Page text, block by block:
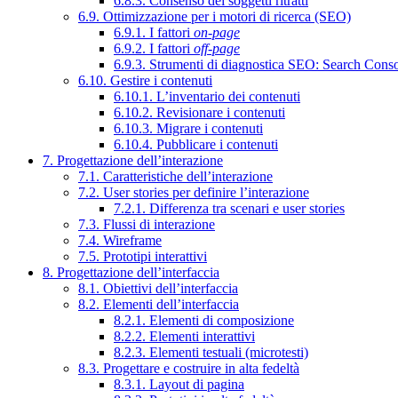
6.9. Ottimizzazione per i motori di ricerca (SEO)
6.9.1. I fattori on-page
6.9.2. I fattori off-page
6.9.3. Strumenti di diagnostica SEO: Search
6.10. Gestire i contenuti
6.10.1. L’inventario dei contenuti
6.10.2. Revisionare i contenuti
6.10.3. Migrare i contenuti
6.10.4. Pubblicare i contenuti
7. Progettazione dell’interazione
7.1. Caratteristiche dell’interazione
7.2. User stories per definire l’interazione
7.2.1. Differenza tra scenari e user stories
7.3. Flussi di interazione
7.4. Wireframe
7.5. Prototipi interattivi
8. Progettazione dell’interfaccia
8.1. Obiettivi dell’interfaccia
8.2. Elementi dell’interfaccia
8.2.1. Elementi di composizione
8.2.2. Elementi interattivi
8.2.3. Elementi testuali (microtesti)
8.3. Progettare e costruire in alta fedeltà
8.3.1. Layout di pagina